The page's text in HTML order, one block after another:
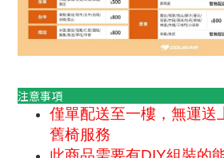
注意事項
僅單配送至一樓，無運送
舊椅服務